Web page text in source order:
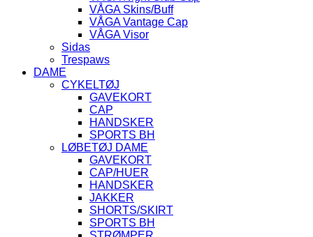
VÅGA Skins/Buff
VÅGA Vantage Cap
VÅGA Visor
Sidas
Trespaws
DAME
CYKELTØJ
GAVEKORT
CAP
HANDSKER
SPORTS BH
LØBETØJ DAME
GAVEKORT
CAP/HUER
HANDSKER
JAKKER
SHORTS/SKIRT
SPORTS BH